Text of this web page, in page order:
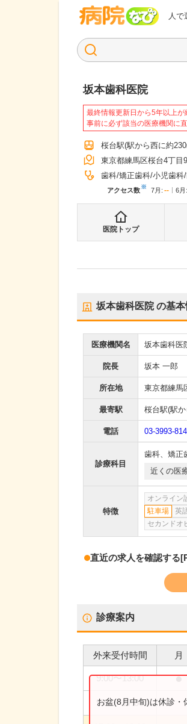
人で
病院な
坂本歯科医院
最終情報更新日から5年以上が
事前に必ず該当の医療機関に
桜台駅(駅から西に約
東京都練馬区桜台4丁目
歯科 矯正歯科 小児歯科
アクセス数※ 7月 : -- 6月 :
医院トップ
坂本歯科医院の基本
医療機関名 坂本歯科医
院長 坂本 一郎
所在地 東京都練馬
最寄駅 桜台駅(駅か
電話 03-3993-
診療科目
歯科、 矯正
近くの医
特徴
オンライン
駐車場
英
セカンドオ
直近の求人を確認する
診療案内
外来受付時間 月
9:00〜13:00 ●
9:00〜17:00
お盆(8月中旬)は休診・